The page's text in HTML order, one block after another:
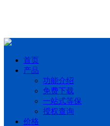
首页
产品
功能介绍
免费下载
一站式等保
授权查询
价格